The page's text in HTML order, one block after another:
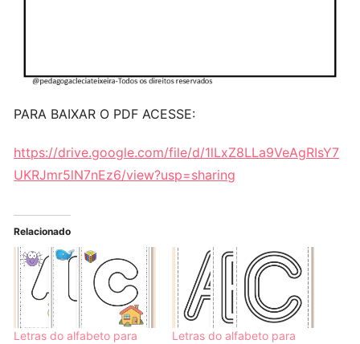
PARA BAIXAR O PDF ACESSE:
https://drive.google.com/file/d/1lLxZ8LLa9VeAgRIsY7
UKRJmr5lN7nEz6/view?usp=sharing
Relacionado
Letras do alfabeto para
Letras do alfabeto para